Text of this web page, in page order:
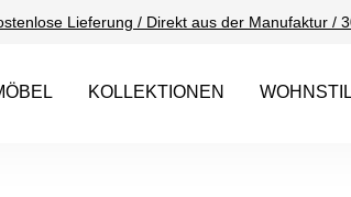
Lieferung / Direkt aus der Manufaktur /
KOLLEKTIONEN